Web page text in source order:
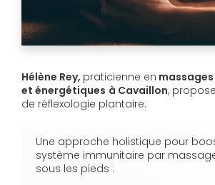
Hélène Rey, praticienne en
et énergétiques à Cavaillon,
de réflexologie plantaire.
Une approche holistique pour
système immunitaire par
sous les pieds :